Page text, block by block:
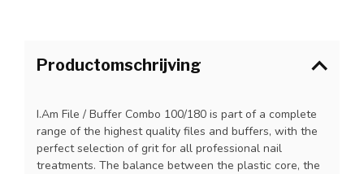
Productomschrijving
I.Am File / Buffer Combo 100/180 is part of a complete
range of the highest quality files and buffers, with the
perfect selection of grit for all professional nail
treatments. The balance between the plastic core, the